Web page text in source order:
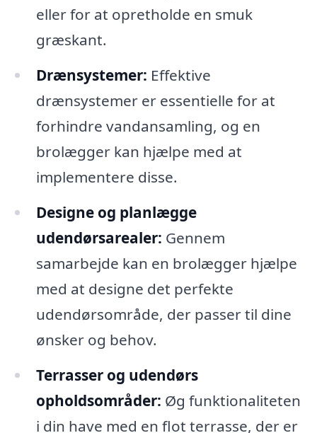
eller for at opretholde en smuk
græskant.
Drænsystemer: Effektive
drænsystemer er essentielle for at
forhindre vandansamling, og en
brolægger kan hjælpe med at
implementere disse.
Designe og planlægge
udendørsarealer: Gennem
samarbejde kan en brolægger hjælpe
med at designe det perfekte
udendørsområde, der passer til dine
ønsker og behov.
Terrasser og udendørs
opholdsområder: Øg funktionaliteten
i din have med en flot terrasse, der er